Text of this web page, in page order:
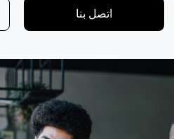
اتصل بنا